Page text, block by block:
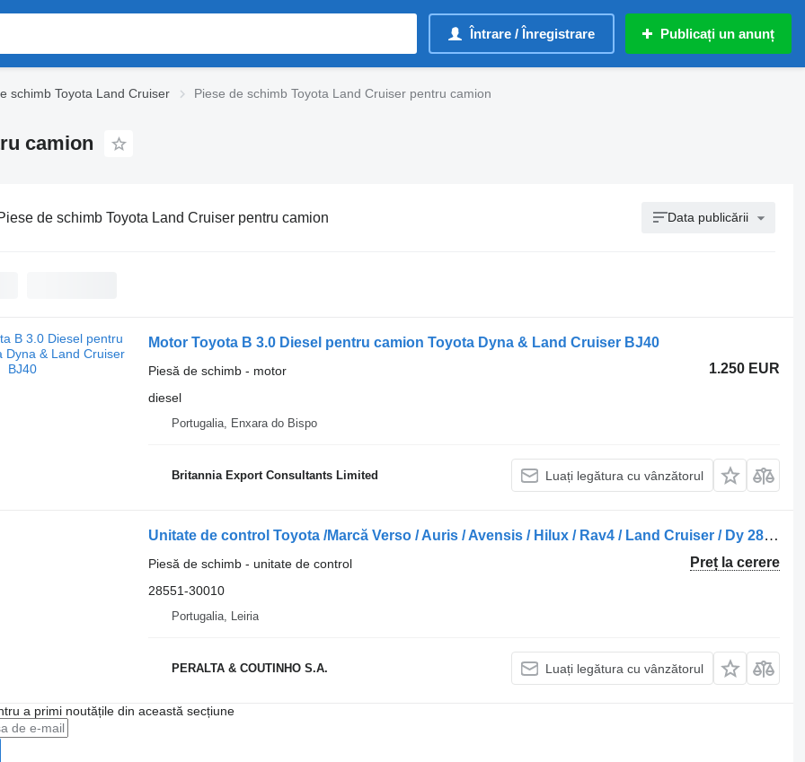
Întrare / Înregistrare Publicați un anunț
schimb Toyota Land Cruiser Piese de schimb Toyota Land Cruiser pentru camion
camion
de schimb Toyota Land Cruiser pentru camion Data publicării
Motor Toyota B 3.0 Diesel pentru camion Toyota Dyna & Land Cruiser BJ40
1.250 EUR
Piesă de schimb - motor
diesel
Portugalia, Enxara do Bispo
Britannia Export Consultants Limited Luați legătura cu vânzătorul
Unitate de control Toyota /Marcă Verso / Auris / Avensis / Hilux / Rav4 / Land Cruiser / Dy 28551-30010 pentru camion
Preț la cerere
Piesă de schimb - unitate de control
28551-30010
Portugalia, Leiria
PERALTA & COUTINHO S.A. Luați legătura cu vânzătorul
a primi noutățile din această secțiune